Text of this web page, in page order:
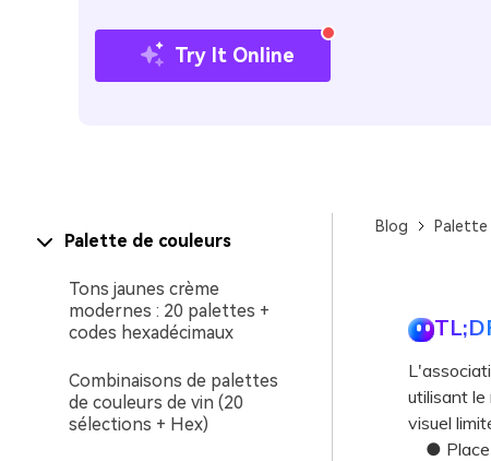
Try It Online
Palette de couleurs
Tons jaunes crème
modernes : 20 palettes +
codes hexadécimaux
Combinaisons de palettes
de couleurs de vin (20
sélections + Hex)
Blog Palette
utilisant
visuel
●